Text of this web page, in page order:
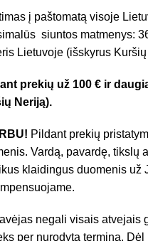
į paštomatą visoje
siuntos matmenys:
Lietuvoje (išskyrus
prekių už 100 € ir
Neriją).
Pildant prekių
Vardą, pavardę, tikslų
klaidingus duomenis už
negali visais atvejais
per nurodytą terminą.